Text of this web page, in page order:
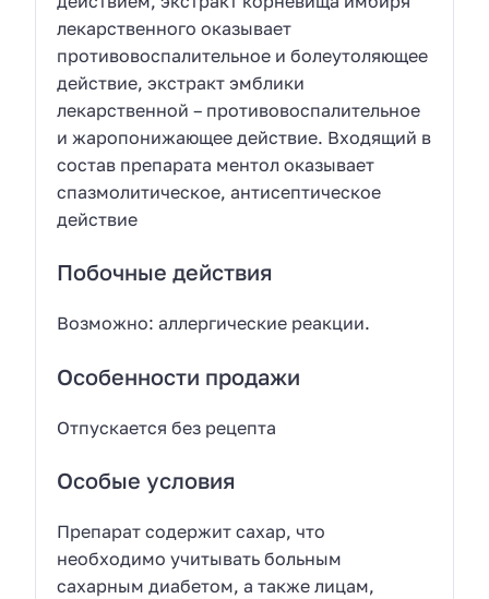
лекарственного оказывает
противовоспалительное и болеутоляющее
действие, экстракт эмблики
лекарственной – противовоспалительное
и жаропонижающее действие. Входящий в
состав препарата ментол оказывает
спазмолитическое, антисептическое
действие
Побочные действия
Возможно: аллергические реакции.
Особенности продажи
Отпускается без рецепта
Особые условия
Препарат содержит сахар, что
необходимо учитывать больным
сахарным диабетом, а также лицам,